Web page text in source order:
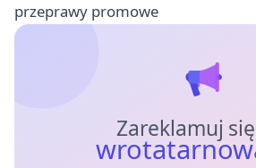
przeprawy promowe
Zareklamuj